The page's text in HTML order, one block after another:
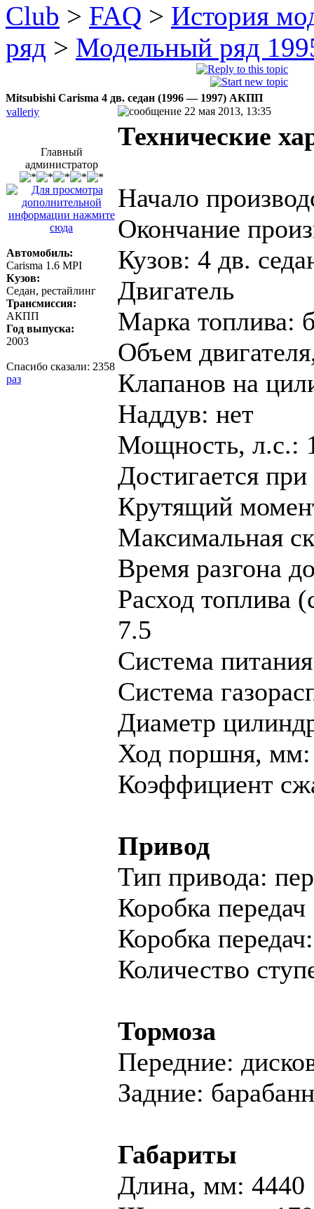
Club > FAQ > История
ряд > Модельный ряд
Mitsubishi Carisma 4 дв. седан (1996 — 1997) AКПП
valleriy
22 мая 2013, 13:35
Главный
администратор
Автомобиль:
Carisma 1.6 MPI
Кузов:
Седан, рестайлинг
Трансмиссия:
АКПП
Год выпуска:
2003
Спасибо сказали: 2358
раз
Технические
Начало
Окончание
Кузов: 4 дв.
Двигатель
Марка топлива:
Объем
Клапанов на
Наддув: нет
Мощность, л.с.:
Достигается
Крутящий
Максимальная
Время разгона
Расход топлива
7.5
Система
Система
Диaметр
Ход поршня, мм:
Коэффициент
Привод
Тип привода:
Коробка передач
Коробка
Количество
Тормоза
Передние:
Задние:
Габариты
Длина, мм: 4440